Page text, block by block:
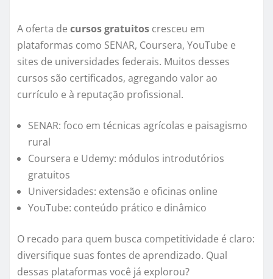
A oferta de cursos gratuitos cresceu em
plataformas como SENAR, Coursera, YouTube e
sites de universidades federais. Muitos desses
cursos são certificados, agregando valor ao
currículo e à reputação profissional.
SENAR: foco em técnicas agrícolas e paisagismo
rural
Coursera e Udemy: módulos introdutórios
gratuitos
Universidades: extensão e oficinas online
YouTube: conteúdo prático e dinâmico
O recado para quem busca competitividade é claro:
diversifique suas fontes de aprendizado. Qual
dessas plataformas você já explorou?